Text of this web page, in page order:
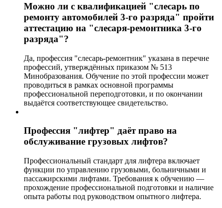
Можно ли с квалификацией "слесарь по
ремонту автомобилей 3-го разряда" пройти
аттестацию на "слесаря-ремонтника 3-го
разряда"?
Да, профессия "слесарь-ремонтник" указана в перечне
профессий, утверждённых приказом № 513
Минобразования. Обучение по этой профессии может
проводиться в рамках основной программы
профессиональной переподготовки, и по окончании
выдаётся соответствующее свидетельство.
Профессия "лифтер" даёт право на
обслуживание грузовых лифтов?
Профессиональный стандарт для лифтера включает
функции по управлению грузовыми, больничными и
пассажирскими лифтами. Требования к обучению —
прохождение профессиональной подготовки и наличие
опыта работы под руководством опытного лифтера.